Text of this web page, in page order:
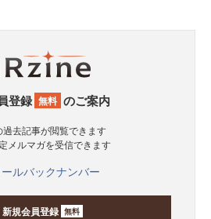
登録 無料 のご案内
過去記事が閲覧できます
メルマガを受信できます
ールバックナンバー
新規会員登録 無料